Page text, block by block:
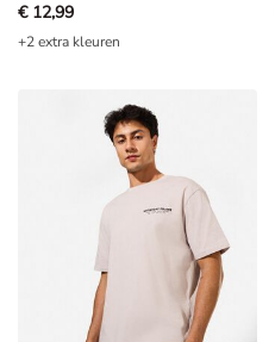
€ 12,99
+2 extra kleuren